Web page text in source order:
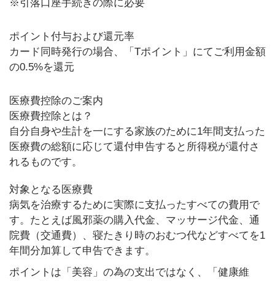
※引落口座手続きの際に必要
ポイント付与および還元率
カード同時発行の場合、「Tポイント」にてご利用金額
の0.5%を還元
医療費控除のご案内
医療費控除とは？
自分自身や生計を一にする家族のために1年間支払った
医療費の総額に応じて還付申告すると所得税が還付さ
れるものです。
対象となる医療費
病気を治療するために実際に支払ったすべての費用で
す。たとえば風邪薬の購入代金、マッサージ代金、通
院費（交通費）、寝たきり時のおむつ代などすべてを1
年間分加算して申告できます。
ポイントは「美容」の為の支出ではなく、「健康維